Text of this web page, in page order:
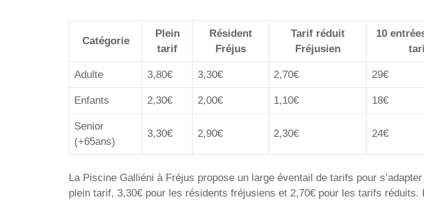
Catégorie
Plein
tarif
Résident
Fréjus
Tarif réduit
Fréjusien
10
Adulte 3,80€ 3,30€ 2,70€ 29€
Enfants 2,30€ 2,00€ 1,10€ 18€
Senior
(+65ans)
3,30€ 2,90€ 2,30€ 24€
La Piscine Galliéni à Fréjus propose un large éventail de tarifs pour
plein tarif, 3,30€ pour les résidents fréjusiens et 2,70€ pour les tarifs